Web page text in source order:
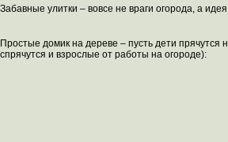
Забавные улитки – вовсе не враги огорода, а
Простые домик на дереве – пусть дети прячутся
спрячутся и взрослые от работы на огороде):